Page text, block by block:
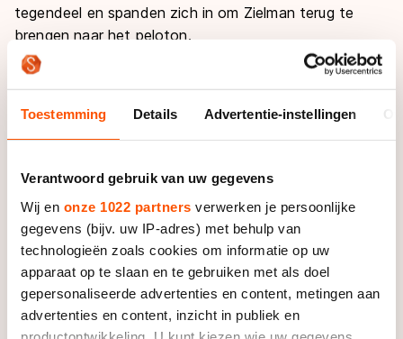
Toestemming Details Advertentie-instellingen
Verantwoord gebruik van uw gegevens
Wij en onze 1022 partners verwerken je persoonlijke
gegevens (bijv. uw IP-adres) met behulp van
technologieën zoals cookies om informatie op uw
apparaat op te slaan en te gebruiken met als doel
gepersonaliseerde advertenties en content, metingen aan
advertenties en content, inzicht in publiek en
tegendeel en spanden zich in om Zielman terug te
brengen naar het peloton.
Onderweg was het Grote Rekenen begonnen voor de
verspelen en hoeveelste ik mocht worden, maar ik wist
zitten. Daarom heb ik er nog zoveel mogelijk
De negende plek was uiteindelijk voldoende, waardoor
Zielman toch de eindzege in de Super Prestige mag
bijschrijven op haar erelijst. ,,Daar ben ik op zich heel
tevreden over, maar ik had graag nog wat beter
gereden vandaan. Ik ben alleen nog steeds niet